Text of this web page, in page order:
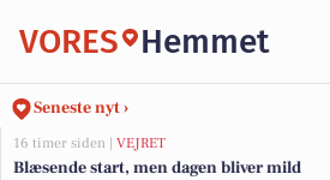
VORES Hemmet
Seneste nyt ›
16 timer siden | VEJRET
Blæsende start, men dagen bliver mild